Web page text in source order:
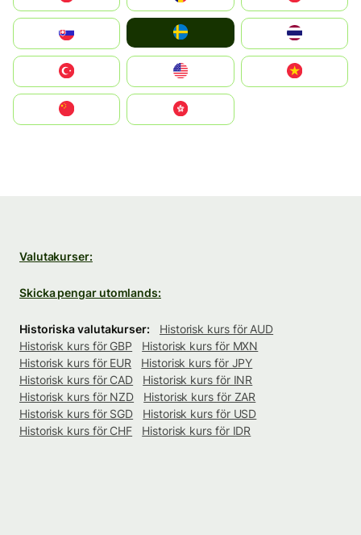
United States
中國香港特別行政區
Valutakurser:
Skicka pengar utomlands:
Historiska valutakurser:
Historisk kurs för AUD
Historisk kurs för GBP
Historisk kurs för MXN
Historisk kurs för EUR
Historisk kurs för JPY
Historisk kurs för CAD
Historisk kurs för INR
Historisk kurs för NZD
Historisk kurs för ZAR
Historisk kurs för SGD
Historisk kurs för USD
Historisk kurs för CHF
Historisk kurs för IDR